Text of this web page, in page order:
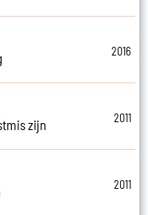
2016
zijn
2011
2011